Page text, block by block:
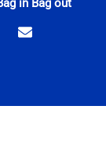
in Bag out